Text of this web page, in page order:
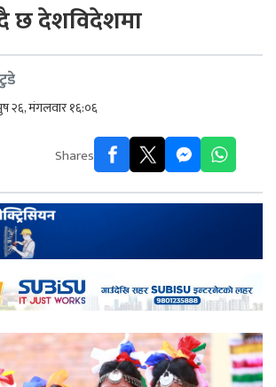
छ देशविदेशमा
२६, मंगलवार १६:०६
Shares